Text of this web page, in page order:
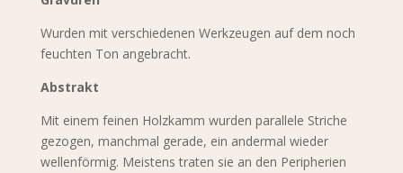
Wurden mit verschiedenen Werkzeugen auf dem noch
feuchten Ton angebracht.
Abstrakt
Mit einem feinen Holzkamm wurden parallele Striche
gezogen, manchmal gerade, ein andermal wieder
wellenförmig. Meistens traten sie an den Peripherien